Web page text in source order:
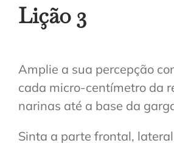
Lição 3
Amplie a sua percepção
cada micro-centímetro da
narinas até a base da
Sinta a parte frontal,